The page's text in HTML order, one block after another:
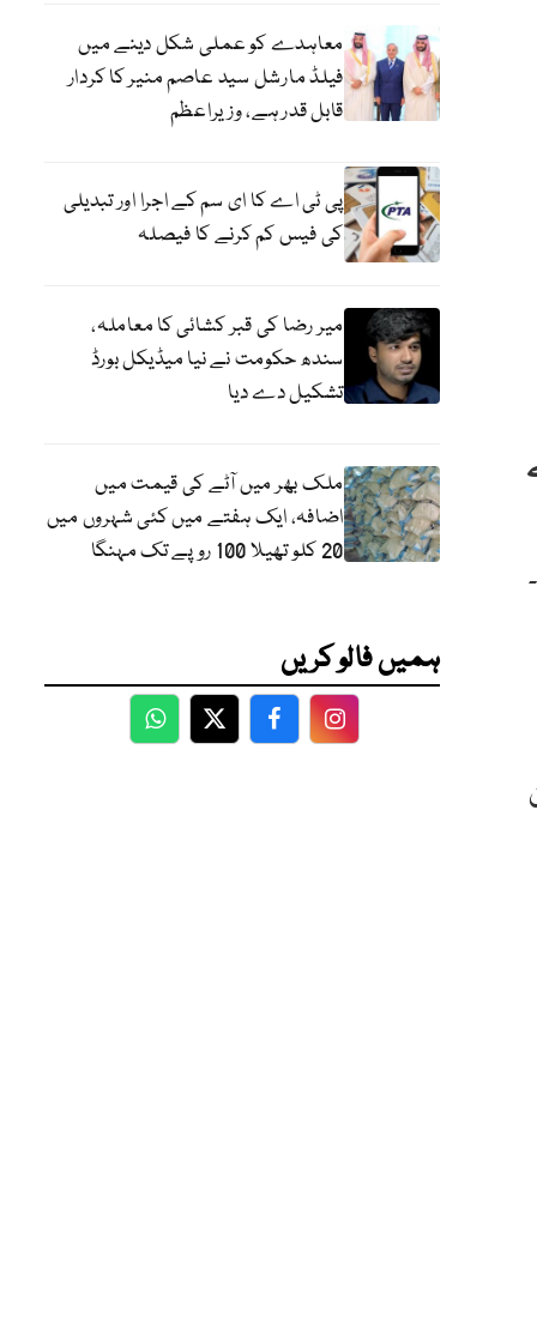
معاہدے کو عملی شکل دینے میں
فیلڈ مارشل سید عاصم منیر کا کردار
قابل قدر ہے، وزیراعظم
پی ٹی اے کا ای سم کے اجرا اور تبدیلی
کی فیس کم کرنے کا فیصلہ
میر رضا کی قبر کشائی کا معاملہ،
سندھ حکومت نے نیا میڈیکل بورڈ
تشکیل دے دیا
ملک بھر میں آٹے کی قیمت میں
اضافہ، ایک ہفتے میں کئی شہروں میں
20 کلو تھیلا 100 روپے تک مہنگا
ہمیں فالو کریں
WhatsApp
TwitterFacebookFacebook